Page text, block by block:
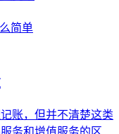
简单
账，但并不清楚这类